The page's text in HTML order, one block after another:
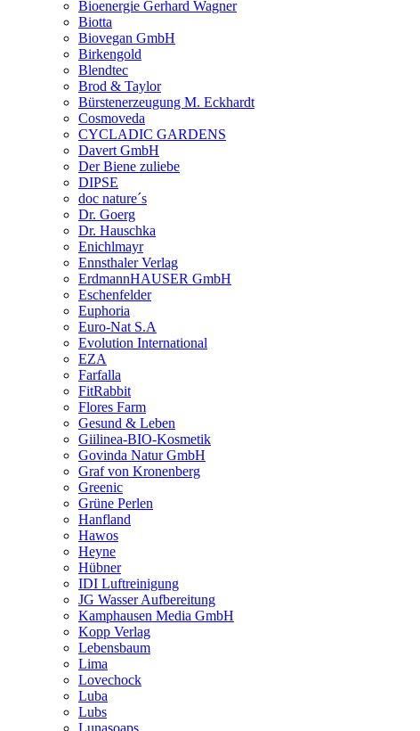
Bioenergie Gerhard Wagner
Biotta
Biovegan GmbH
Birkengold
Blendtec
Brod & Taylor
Bürstenerzeugung M. Eckhardt
Cosmoveda
CYCLADIC GARDENS
Davert GmbH
Der Biene zuliebe
DIPSE
doc nature´s
Dr. Goerg
Dr. Hauschka
Enichlmayr
Ennsthaler Verlag
ErdmannHAUSER GmbH
Eschenfelder
Euphoria
Euro-Nat S.A
Evolution International
EZA
Farfalla
FitRabbit
Flores Farm
Gesund & Leben
Giilinea-BIO-Kosmetik
Govinda Natur GmbH
Graf von Kronenberg
Greenic
Grüne Perlen
Hanfland
Hawos
Heyne
Hübner
IDI Luftreinigung
JG Wasser Aufbereitung
Kamphausen Media GmbH
Kopp Verlag
Lebensbaum
Lima
Lovechock
Luba
Lubs
Lunasoaps